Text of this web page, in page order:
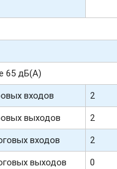
65 дБ(А)
входов
2
выходов
2
входов
2
выходов
0